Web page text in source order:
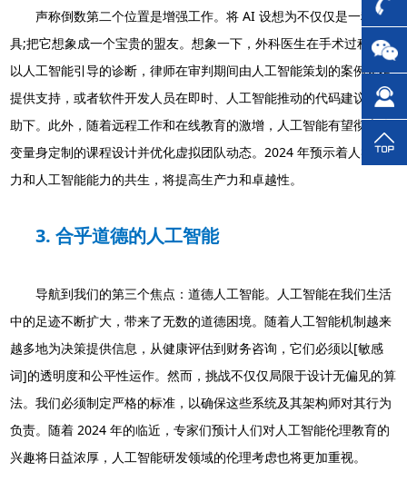
声称倒数第二个位置是增强工作。将 AI 设想为不仅仅是一种工
具;把它想象成一个宝贵的盟友。想象一下，外科医生在手术过程中辅
以人工智能引导的诊断，律师在审判期间由人工智能策划的案例参考
提供支持，或者软件开发人员在即时、人工智能推动的代码建议的帮
助下。此外，随着远程工作和在线教育的激增，人工智能有望彻底改
变量身定制的课程设计并优化虚拟团队动态。2024 年预示着人类能
力和人工智能能力的共生，将提高生产力和卓越性。
3. 合乎道德的人工智能
导航到我们的第三个焦点：道德人工智能。人工智能在我们生活
中的足迹不断扩大，带来了无数的道德困境。随着人工智能机制越来
越多地为决策提供信息，从健康评估到财务咨询，它们必须以[敏感
词]的透明度和公平性运作。然而，挑战不仅仅局限于设计无偏见的算
法。我们必须制定严格的标准，以确保这些系统及其架构师对其行为
负责。随着 2024 年的临近，专家们预计人们对人工智能伦理教育的
兴趣将日益浓厚，人工智能研发领域的伦理考虑也将更加重视。